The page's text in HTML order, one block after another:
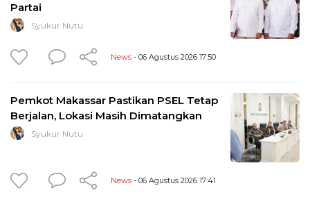
Partai
Syukur Nutu
News - 06 Agustus 2026 17:50
Pemkot Makassar Pastikan PSEL Tetap
Berjalan, Lokasi Masih Dimatangkan
Syukur Nutu
News - 06 Agustus 2026 17:41